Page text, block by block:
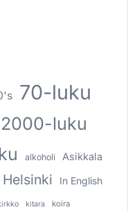
70-luku
2000-luku
alkoholi Asikkala
Helsinki In English
kitara koira